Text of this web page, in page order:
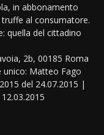
in abbonamento
al consumatore.
quella del cittadino
2b, 00185 Roma
unico: Matteo Fago
del 24.07.2015 |